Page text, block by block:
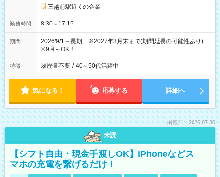
三越前駅近くの企業
勤務時間 8:30～17:15
期間
2026/9/1～長期 ※2027年3月末まで(期間延長の可能性あり)
※9月～OK！
特徴 履歴書不要 / 40～50代活躍中
気になる！ 応募する 詳細へ
掲載日：2026.07.30
未読
【シフト自由・現金手渡しOK】iPhoneなどス
マホの充電を繋げるだけ！